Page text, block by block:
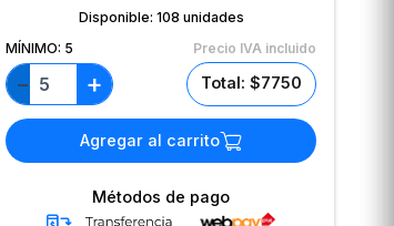
Disponible: 108 unidades
MÍNIMO: 5 Precio IVA incluido
− + Total: $7750
Agregar al carrito
Métodos de pago